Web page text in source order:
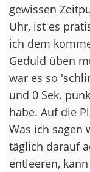
gewissen
Uhr, ist es
ich dem
Geduld üben
war es so
und 0 Sek.
habe. Auf die
Was ich sagen
täglich darauf
entleeren,